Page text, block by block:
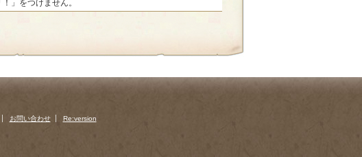
」をつけません。
お問い合わせ Re:version